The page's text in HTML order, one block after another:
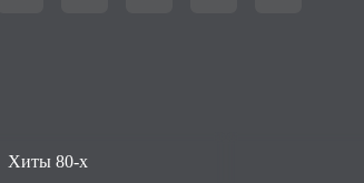
Хиты 80-х